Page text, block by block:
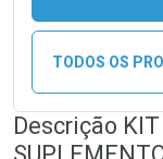
TODOS OS
Descrição